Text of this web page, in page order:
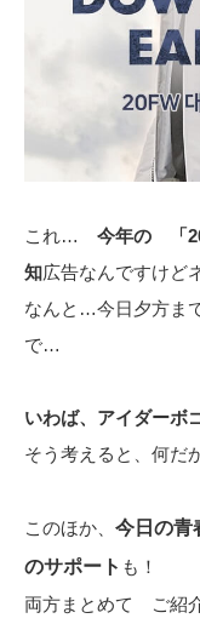
これ… 今年の 「
知広告なんですけど
なんと…今日夕方ま
で…
いわば、アイダーボ
そう考えると、何
このほか、 今日の
のサポート も！
両方まとめて ご紹